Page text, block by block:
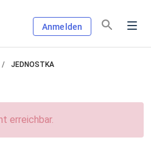
Anmelden
JEDNOSTKA
erreichbar.